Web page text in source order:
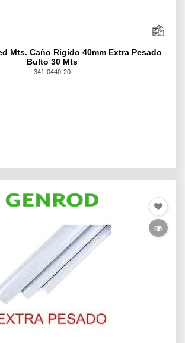
Mts. Caño Rigido 40mm Extra Pesado
Bulto 30 Mts
341-0440-20